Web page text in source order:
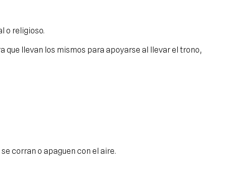
o religioso.
que llevan los mismos para apoyarse al llevar el trono,
corran o apaguen con el aire.